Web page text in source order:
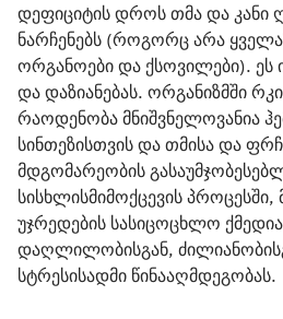
დეფიციტის დროს თმა და კანი
ნარჩენებს (როგორც არა
ორგანოები და ქსოვილები). ეს
და დაზიანებას. ორგანიზმში
რაოდენობა მნიშვნელოვანია
სინთეზისთვის და თმისა და
მდგომარეობის
სისხლისმიმოქცევის პროცესში,
უჯრედების სასიცოცხლო
დაღლილობისგან,
სტრესისადმი წინააღმდეგობას.